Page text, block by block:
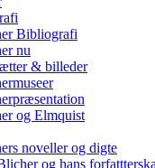
Bibliografi
nu
& billeder
og Elmquist
noveller og digte
og hans